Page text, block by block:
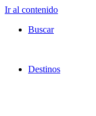
Ir al contenido
Buscar
Destinos